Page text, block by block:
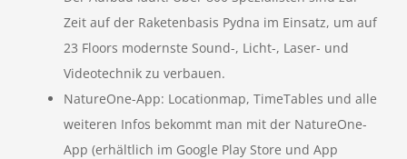
Zeit auf der Raketenbasis Pydna im Einsatz, um auf
23 Floors modernste Sound-, Licht-, Laser- und
Videotechnik zu verbauen.
NatureOne-App: Locationmap, TimeTables und alle
weiteren Infos bekommt man mit der NatureOne-
App (erhältlich im Google Play Store und App